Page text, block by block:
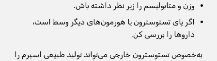
وزن و متابولیسم را زیر نظر داشته باش.
اگر پای تستوسترون یا هورمون‌های دیگر وسط است،
داروها را بررسی کن.
به‌خصوص تستوسترون خارجی می‌تواند تولید طبیعی اسپرم را